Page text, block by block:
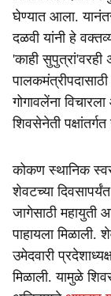
घेण्यात आला.
दळवी यांनी हे
'काही सुपुत्रां'वरही
गोगावलेंना
शिवसेनेती
कोकण स्थानिक
शेवटच्या
जागेसाठी महायुती
पाहायला मिळाली.
उमेदवारी
मिळाली. यामुळे